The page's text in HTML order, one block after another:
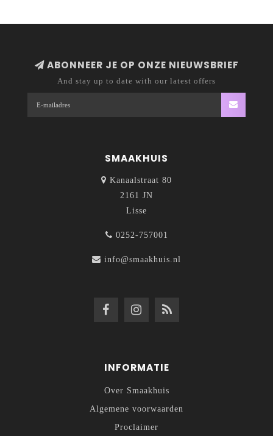
ABONNEER JE OP ONZE NIEUWSBRIEF
And stay up to date with our latest offers
SMAAKHUIS
Kanaalstraat 80
2161 JN
Lisse
0252-757001
info@smaakhuis.nl
INFORMATIE
Over Smaakhuis
Algemene voorwaarden
Proclaimer